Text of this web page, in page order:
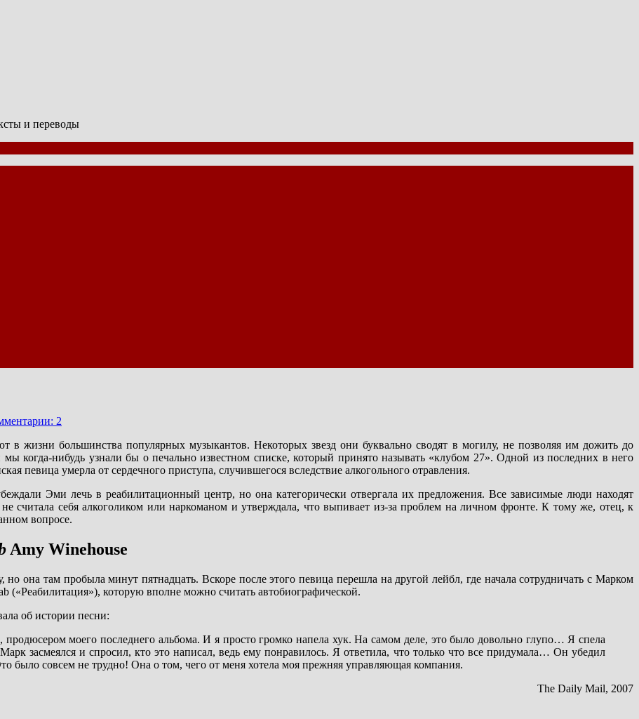
и переводы
2
в жизни большинства популярных музыкантов. Некоторых звезд они буквально сводят в могилу, не позволяя им дожить до
когда-нибудь узнали бы о печально известном списке, который принято называть «клубом 27». Одной из последних в него
певица умерла от сердечного приступа, случившегося вследствие алкогольного отравления.
Эми лечь в реабилитационный центр, но она категорически отвергала их предложения. Все зависимые люди находят
считала себя алкоголиком или наркоманом и утверждала, что выпивает из-за проблем на личном фронте. К тому же, отец, к
вопросе.
Amy Winehouse
она там пробыла минут пятнадцать. Вскоре после этого певица перешла на другой лейбл, где начала сотрудничать с Марком
которую вполне можно считать автобиографической.
об истории песни:
моего последнего альбома. И я просто громко напела хук. На самом деле, это было довольно глупо… Я спела
засмеялся и спросил, кто это написал, ведь ему понравилось. Я ответила, что только что все придумала… Он убедил
было совсем не трудно! Она о том, чего от меня хотела моя прежняя управляющая компания.
The Daily Mail, 2007